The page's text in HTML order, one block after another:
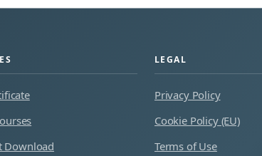
Download
LEGAL
Privacy Policy
Cookie Policy (EU)
Terms of Use